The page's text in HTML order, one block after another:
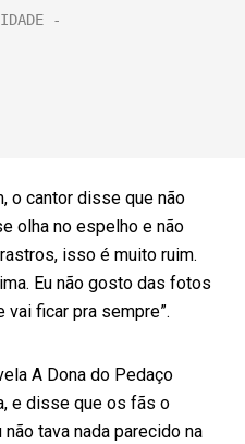
o cantor disse que não
olha no espelho e não
isso é muito ruim.
Eu não gosto das fotos
vai ficar pra sempre”.
A Dona do Pedaço
e disse que os fãs o
não tava nada parecido na